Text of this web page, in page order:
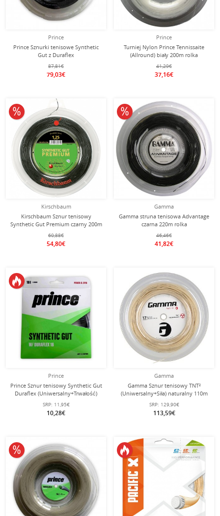
Prince
Prince Sznurki tenisowe Synthetic
Gut z Duraflex
(Uniwersalne+Trwałość) czarny 200m
rolka
87,81€
79,03€
Prince
Turniej Nylon Prince Tennissaite
(Allround) biały 200m rolka
41,29€
37,16€
Kirschbaum
Kirschbaum Sznur tenisowy
Synthetic Gut Premium czarny 200m
rolka
60,88€
54,80€
10% obniżone
Gamma
Gamma struna tenisowa Advantage
czarna 220m rolka
46,46€
41,82€
10% obniżone
Prince
Prince Sznur tenisowy Synthetic Gut
Duraflex (Uniwersalny+Trwałość)
czarny 12m Zestaw
SRP: 11,95€
10,28€
Gamma
Gamma Sznur tenisowy TNT²
(Uniwersalny+Siła) naturalny 110m
rolka
SRP: 129,90€
113,59€
10% obniżone